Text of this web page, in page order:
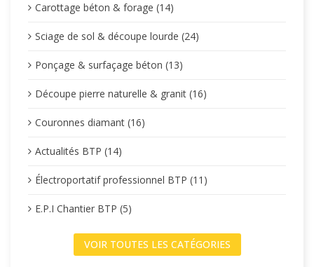
Carottage béton & forage (14)
Sciage de sol & découpe lourde (24)
Ponçage & surfaçage béton (13)
Découpe pierre naturelle & granit (16)
Couronnes diamant (16)
Actualités BTP (14)
Électroportatif professionnel BTP (11)
E.P.I Chantier BTP (5)
VOIR TOUTES LES CATÉGORIES